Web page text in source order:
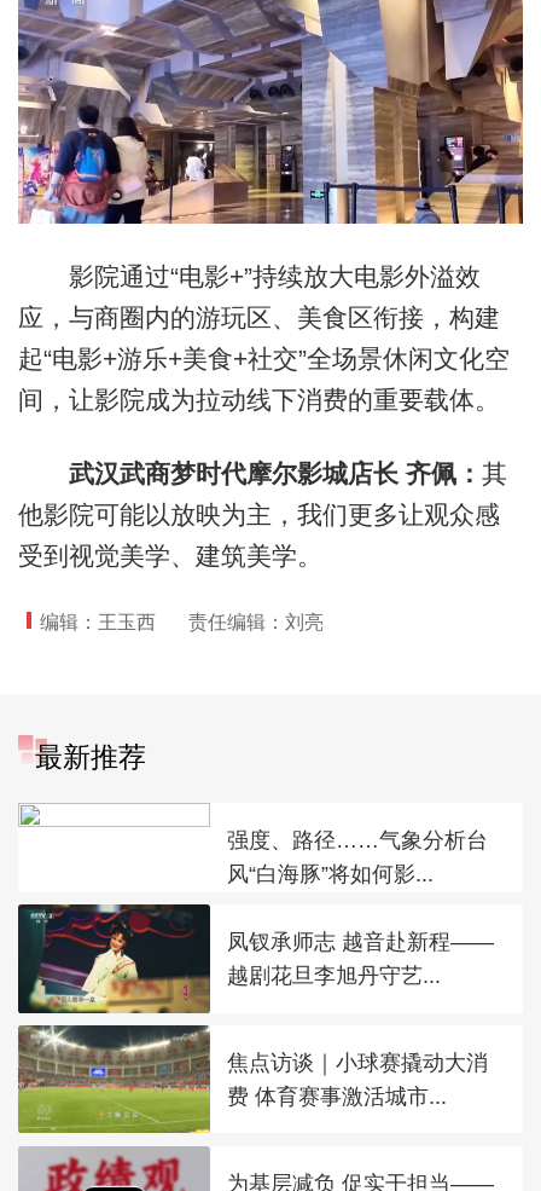
影院通过“电影+”持续放大电影外溢效
应，与商圈内的游玩区、美食区衔接，构建
起“电影+游乐+美食+社交”全场景休闲文化空
间，让影院成为拉动线下消费的重要载体。
武汉武商梦时代摩尔影城店长 齐佩： 其
他影院可能以放映为主，我们更多让观众感
受到视觉美学、建筑美学。
编辑：王玉西 责任编辑：刘亮
最新推荐
强度、路径……气象分析台
风“白海豚”将如何影...
凤钗承师志 越音赴新程——
越剧花旦李旭丹守艺...
焦点访谈｜小球赛撬动大消
费 体育赛事激活城市...
为基层减负 促实干担当——